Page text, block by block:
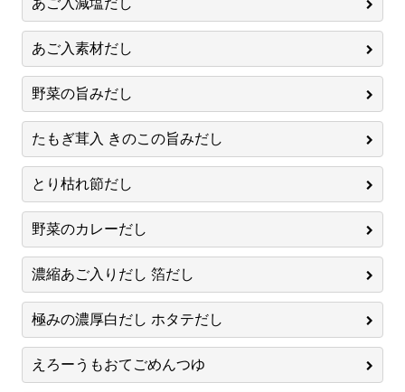
あご入減塩だし
あご入素材だし
野菜の旨みだし
たもぎ茸入 きのこの旨みだし
とり枯れ節だし
野菜のカレーだし
濃縮あご入りだし 箔だし
極みの濃厚白だし ホタテだし
えろーうもおてごめんつゆ